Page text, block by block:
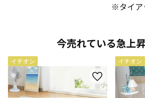
※タイア
今売れている急上
イチオシ イチオシ